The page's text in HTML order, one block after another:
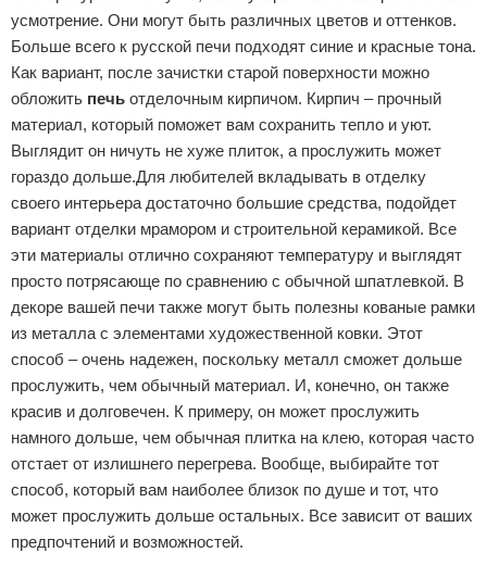
усмотрение. Они могут быть различных цветов и оттенков.
Больше всего к русской печи подходят синие и красные тона.
Как вариант, после зачистки старой поверхности можно
обложить печь отделочным кирпичом. Кирпич – прочный
материал, который поможет вам сохранить тепло и уют.
Выглядит он ничуть не хуже плиток, а прослужить может
гораздо дольше.Для любителей вкладывать в отделку
своего интерьера достаточно большие средства, подойдет
вариант отделки мрамором и строительной керамикой. Все
эти материалы отлично сохраняют температуру и выглядят
просто потрясающе по сравнению с обычной шпатлевкой. В
декоре вашей печи также могут быть полезны кованые рамки
из металла с элементами художественной ковки. Этот
способ – очень надежен, поскольку металл сможет дольше
прослужить, чем обычный материал. И, конечно, он также
красив и долговечен. К примеру, он может прослужить
намного дольше, чем обычная плитка на клею, которая часто
отстает от излишнего перегрева. Вообще, выбирайте тот
способ, который вам наиболее близок по душе и тот, что
может прослужить дольше остальных. Все зависит от ваших
предпочтений и возможностей.